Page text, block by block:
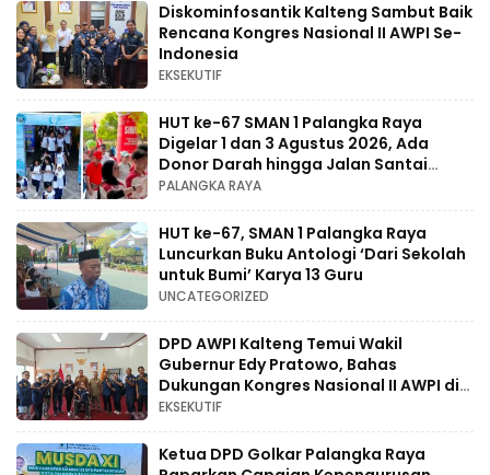
Diskominfosantik Kalteng Sambut Baik
Rencana Kongres Nasional II AWPI Se-
Indonesia
EKSEKUTIF
HUT ke-67 SMAN 1 Palangka Raya
Digelar 1 dan 3 Agustus 2026, Ada
Donor Darah hingga Jalan Santai
Berhadiah Doorprize
PALANGKA RAYA
HUT ke-67, SMAN 1 Palangka Raya
Luncurkan Buku Antologi ‘Dari Sekolah
untuk Bumi’ Karya 13 Guru
UNCATEGORIZED
DPD AWPI Kalteng Temui Wakil
Gubernur Edy Pratowo, Bahas
Dukungan Kongres Nasional II AWPI di
Kalimantan Tengah
EKSEKUTIF
Ketua DPD Golkar Palangka Raya